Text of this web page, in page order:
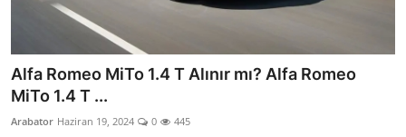
Alfa Romeo MiTo 1.4 T Alınır mı? Alfa Romeo
MiTo 1.4 T ...
Arabator Haziran 19, 2024 0 445